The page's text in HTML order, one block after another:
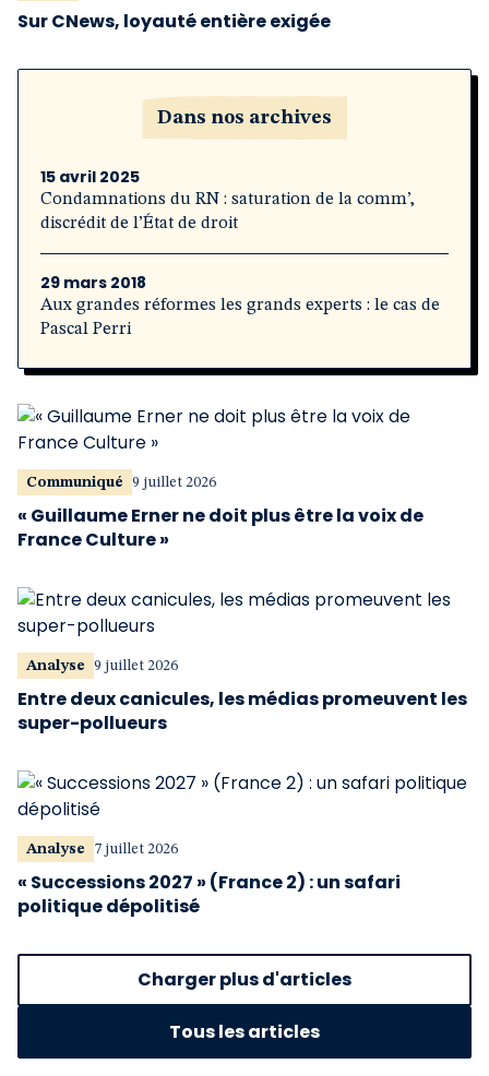
Sur CNews, loyauté entière exigée
Dans nos archives
15 avril 2025
Condamnations du RN : saturation de la comm’,
discrédit de l’État de droit
29 mars 2018
Aux grandes réformes les grands experts : le cas de
Pascal Perri
Communiqué 9 juillet 2026
« Guillaume Erner ne doit plus être la voix de
France Culture »
Analyse 9 juillet 2026
Entre deux canicules, les médias promeuvent les
super-pollueurs
Analyse 7 juillet 2026
« Successions 2027 » (France 2) : un safari
politique dépolitisé
Charger plus d'articles
Tous les articles